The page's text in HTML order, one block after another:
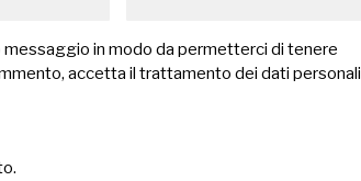
messaggio in modo da permetterci di tenere
accetta il trattamento dei dati personali